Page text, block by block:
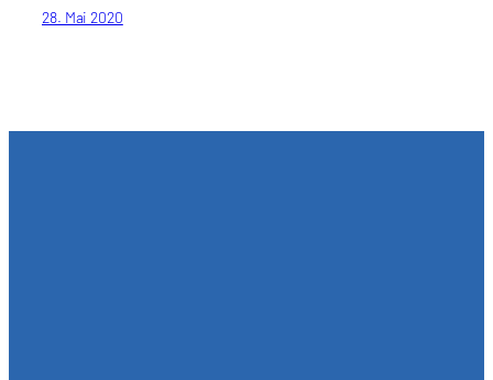
28. Mai 2020